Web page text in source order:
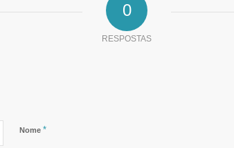
0
RESPOSTAS
Nome *